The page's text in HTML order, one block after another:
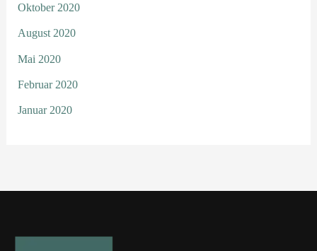
Oktober 2020
August 2020
Mai 2020
Februar 2020
Januar 2020